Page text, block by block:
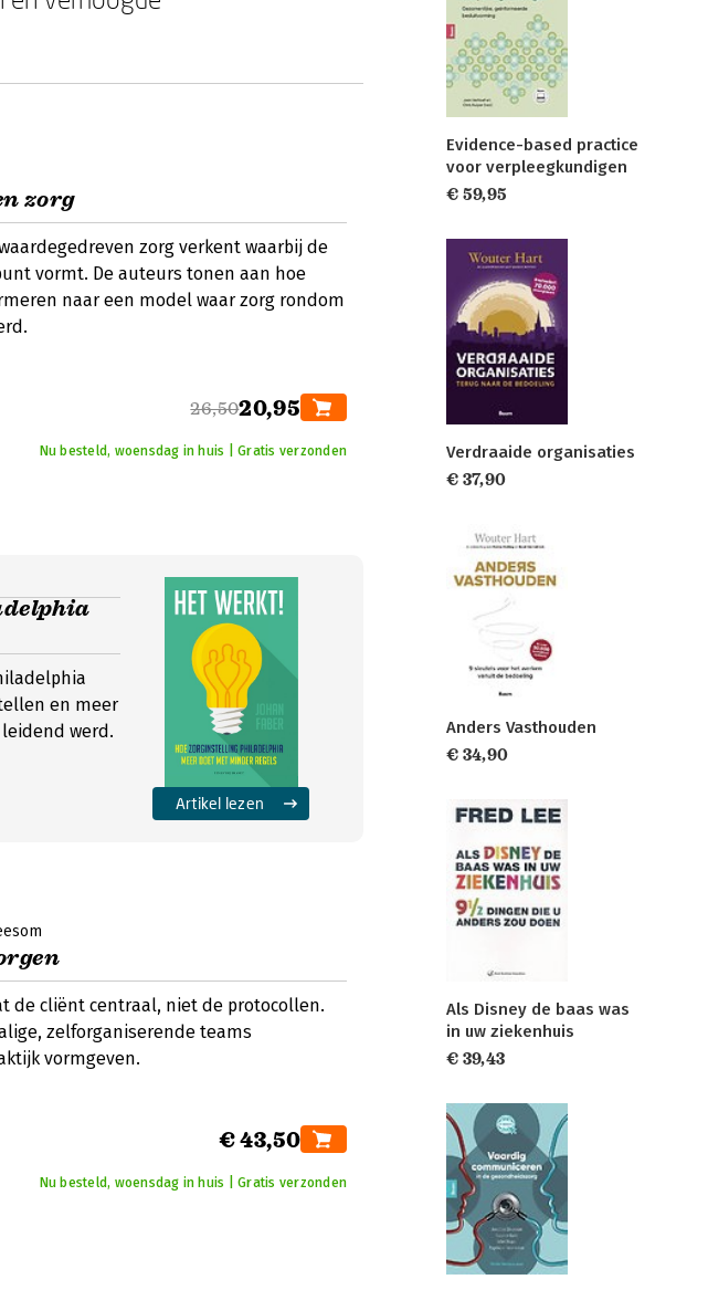
zorg
zorg verkent waarbij de
vormt. De auteurs tonen aan hoe
naar een model waar zorg rondom
26,5020,95
Nu besteld, woensdag in huis | Gratis verzonden
en meer
werd.
Artikel lezen
de cliënt centraal, niet de protocollen.
zelforganiserende teams
vormgeven.
€ 43,50
Nu besteld, woensdag in huis | Gratis verzonden
Evidence-based practice
voor verpleegkundigen
€ 59,95
Verdraaide organisaties
€ 37,90
Anders Vasthouden
€ 34,90
Als Disney de baas was
in uw ziekenhuis
€ 39,43